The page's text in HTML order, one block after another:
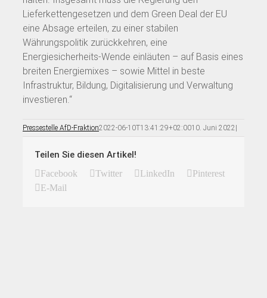
Lieferkettengesetzen und dem Green Deal der EU
eine Absage erteilen, zu einer stabilen
Währungspolitik zurückkehren, eine
Energiesicherheits-Wende einläuten – auf Basis eines
breiten Energiemixes – sowie Mittel in beste
Infrastruktur, Bildung, Digitalisierung und Verwaltung
investieren.“
Pressestelle AfD-Fraktion2022-06-10T13:41:29+02:0010. Juni 2022 |
Teilen Sie diesen Artikel!
Facebook Twitter LinkedIn
Pinterest
E-Mail